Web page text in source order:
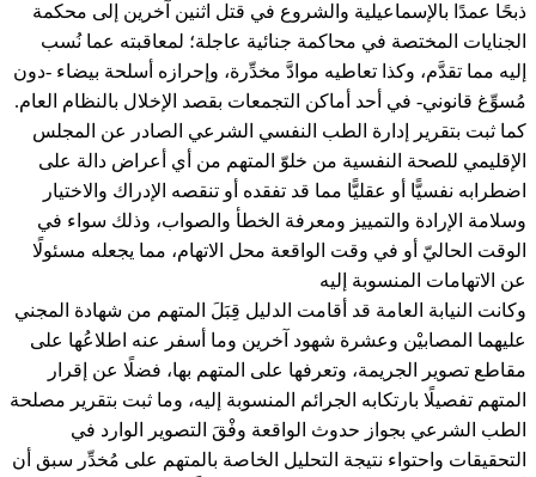
ذبحًا عمدًا بالإسماعيلية والشروع في قتل اثنين آخرين إلى محكمة
الجنايات المختصة في محاكمة جنائية عاجلة؛ لمعاقبته عما نُسب
إليه مما تقدَّم، وكذا تعاطيه موادَّ مخدِّرة، وإحرازه أسلحة بيضاء -دون
مُسوِّغ قانوني- في أحد أماكن التجمعات بقصد الإخلال بالنظام العام.
كما ثبت بتقرير إدارة الطب النفسي الشرعي الصادر عن المجلس
الإقليمي للصحة النفسية من خلوّ المتهم من أي أعراض دالة على
اضطرابه نفسيًّا أو عقليًّا مما قد تفقده أو تنقصه الإدراك والاختيار
وسلامة الإرادة والتمييز ومعرفة الخطأ والصواب، وذلك سواء في
الوقت الحاليّ أو في وقت الواقعة محل الاتهام، مما يجعله مسئولًا
عن الاتهامات المنسوبة إليه
وكانت النيابة العامة قد أقامت الدليل قِبَلَ المتهم من شهادة المجني
عليهما المصابيْن وعشرة شهود آخرين وما أسفر عنه اطلاعُها على
مقاطع تصوير الجريمة، وتعرفها على المتهم بها، فضلًا عن إقرار
المتهم تفصيلًا بارتكابه الجرائم المنسوبة إليه، وما ثبت بتقرير مصلحة
الطب الشرعي بجواز حدوث الواقعة وفْقَ التصوير الوارد في
التحقيقات واحتواء نتيجة التحليل الخاصة بالمتهم على مُخدِّر سبق أن